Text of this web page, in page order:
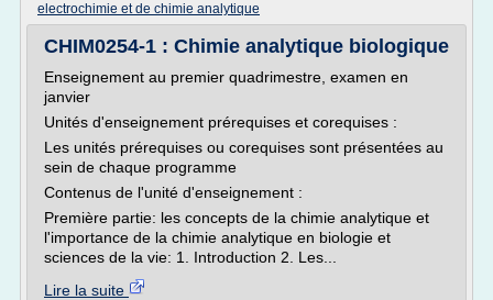
electrochimie et de chimie analytique
CHIM0254-1 : Chimie analytique biologique
Enseignement au premier quadrimestre, examen en
janvier
Unités d'enseignement prérequises et corequises :
Les unités prérequises ou corequises sont présentées au
sein de chaque programme
Contenus de l'unité d'enseignement :
Première partie: les concepts de la chimie analytique et
l'importance de la chimie analytique en biologie et
sciences de la vie: 1. Introduction 2. Les...
Lire la suite